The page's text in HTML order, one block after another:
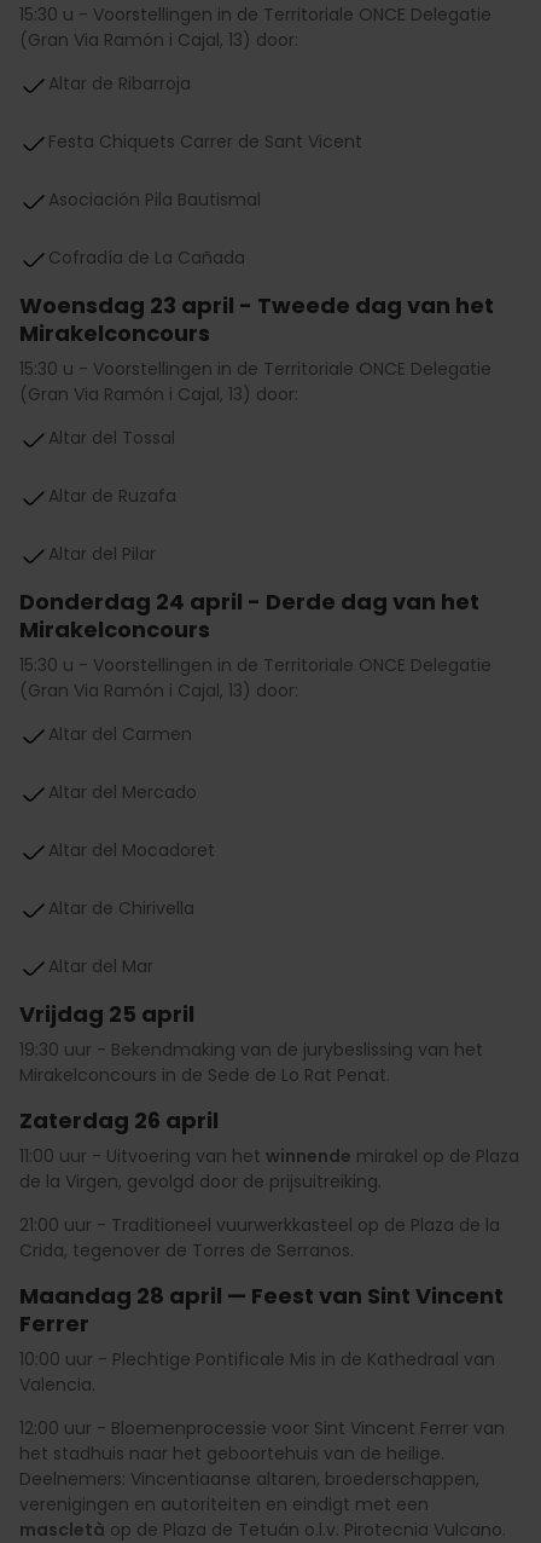
15:30 u - Voorstellingen in de Territoriale ONCE Delegatie
(Gran Via Ramón i Cajal, 13) door:
Altar de Ribarroja
Festa Chiquets Carrer de Sant Vicent
Asociación Pila Bautismal
Cofradía de La Cañada
Woensdag 23 april - Tweede dag van het
Mirakelconcours
15:30 u - Voorstellingen in de Territoriale ONCE Delegatie
(Gran Via Ramón i Cajal, 13) door:
Altar del Tossal
Altar de Ruzafa
Altar del Pilar
Donderdag 24 april - Derde dag van het
Mirakelconcours
15:30 u - Voorstellingen in de Territoriale ONCE Delegatie
(Gran Via Ramón i Cajal, 13) door:
Altar del Carmen
Altar del Mercado
Altar del Mocadoret
Altar de Chirivella
Altar del Mar
Vrijdag 25 april
19:30 uur - Bekendmaking van de jurybeslissing van het
Mirakelconcours in de Sede de Lo Rat Penat.
Zaterdag 26 april
11:00 uur - Uitvoering van het winnende mirakel op de Plaza
de la Virgen, gevolgd door de prijsuitreiking.
21:00 uur - Traditioneel vuurwerkkasteel op de Plaza de la
Crida, tegenover de Torres de Serranos.
Maandag 28 april — Feest van Sint Vincent
Ferrer
10:00 uur - Plechtige Pontificale Mis in de Kathedraal van
Valencia.
12:00 uur - Bloemenprocessie voor Sint Vincent Ferrer van
het stadhuis naar het geboortehuis van de heilige.
Deelnemers: Vincentiaanse altaren, broederschappen,
verenigingen en autoriteiten en eindigt met een
mascletà op de Plaza de Tetuán o.l.v. Pirotecnia Vulcano.